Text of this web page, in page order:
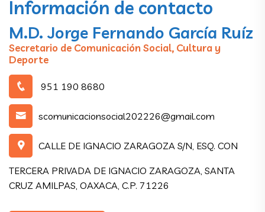
Información de contacto
M.D. Jorge Fernando García Ruíz
Secretario de Comunicación Social, Cultura y
Deporte
951 190 8680
scomunicacionsocial202226@gmail.com
CALLE DE IGNACIO ZARAGOZA S/N, ESQ. CON
TERCERA PRIVADA DE IGNACIO ZARAGOZA, SANTA
CRUZ AMILPAS, OAXACA, C.P. 71226